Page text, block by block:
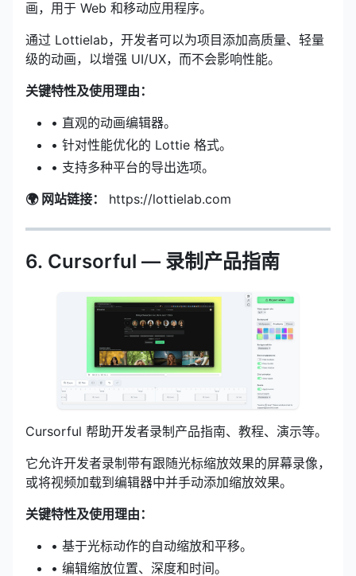
画，用于 Web 和移动应用程序。
通过 Lottielab，开发者可以为项目添加高质量、轻量
级的动画，以增强 UI/UX，而不会影响性能。
关键特性及使用理由：
• 直观的动画编辑器。
• 针对性能优化的 Lottie 格式。
• 支持多种平台的导出选项。
🌍 网站链接：
https://lottielab.com
6. Cursorful — 录制产品指南
Cursorful 帮助开发者录制产品指南、教程、演示等。
它允许开发者录制带有跟随光标缩放效果的屏幕录像，
或将视频加载到编辑器中并手动添加缩放效果。
关键特性及使用理由：
• 基于光标动作的自动缩放和平移。
• 编辑缩放位置、深度和时间。